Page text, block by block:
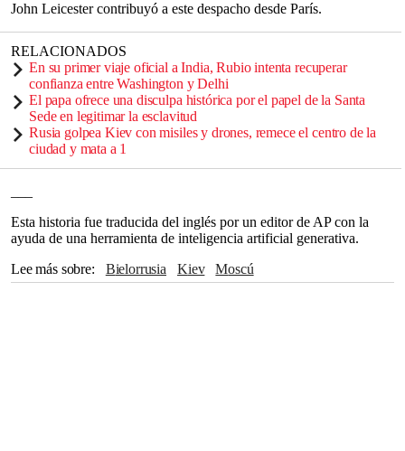
John Leicester contribuyó a este despacho desde París.
RELACIONADOS
En su primer viaje oficial a India, Rubio intenta recuperar
confianza entre Washington y Delhi
El papa ofrece una disculpa histórica por el papel de la Santa
Sede en legitimar la esclavitud
Rusia golpea Kiev con misiles y drones, remece el centro de la
ciudad y mata a 1
Esta historia fue traducida del inglés por un editor de AP con la
ayuda de una herramienta de inteligencia artificial generativa.
Lee más sobre
Bielorrusia Kiev
Moscú